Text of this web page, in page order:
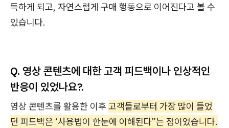
득하게 되고, 자연스럽게 구매 행동으로 이어진다고 볼 수
있습니다.
Q. 영상 콘텐츠에 대한 고객 피드백이나 인상적인
반응이 있었나요?.
영상 콘텐츠를 활용한 이후 고객들로부터 가장 많이 들었
던 피드백은 ‘사용법이 한눈에 이해된다”는 점이었습니다.